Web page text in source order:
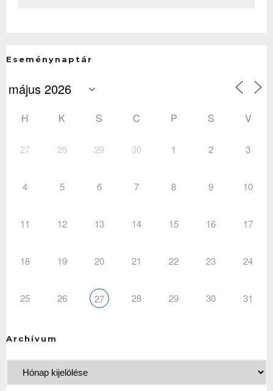
Eseménynaptár
H K S C P S V
27 28 29 30 1 2 3
4 5 6 7 8 9 10
11 12 13 14 15 16 17
18 19 20 21 22 23 24
25 26 27 28 29 30 31
Archívum